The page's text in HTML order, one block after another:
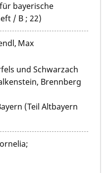
bayerische
/ B ; 22)
Max
und Schwarzach
Brennberg
(Teil Altbayern